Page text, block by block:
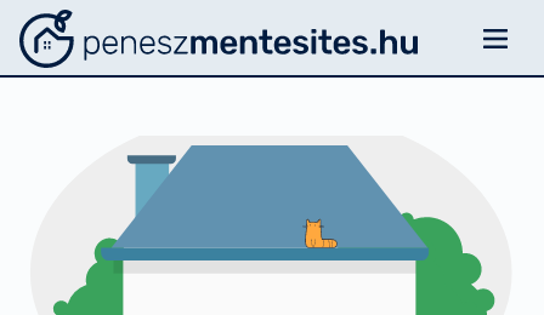
Penészmentesítés Menü
Felmérés
Szellőzésről
Történetek